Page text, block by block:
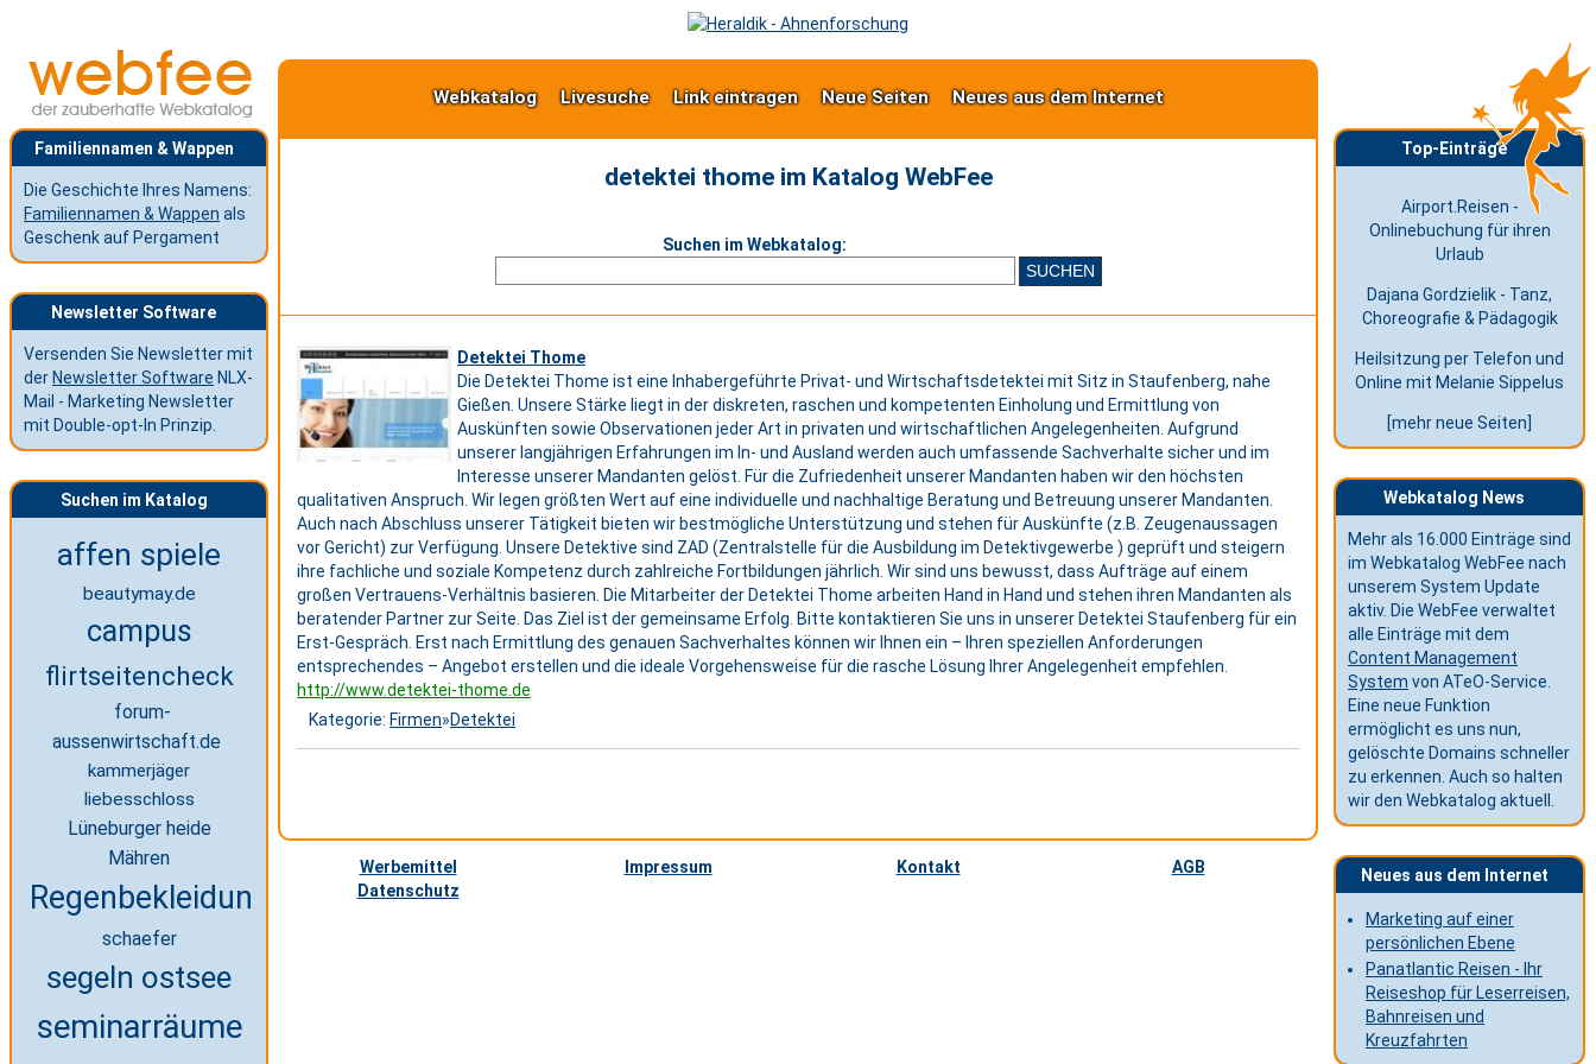
Familiennamen & Wappen
Die Geschichte Ihres Namens:
Familiennamen & Wappen als
Geschenk auf Pergament
Newsletter Software
Versenden Sie Newsletter mit
der Newsletter Software NLX-
Mail - Marketing Newsletter
mit Double-opt-In Prinzip.
Suchen im Katalog
affen spiele
beautymay.de
campus
flirtseitencheck
forum-
aussenwirtschaft.de
kammerjäger
liebesschloss
Lüneburger heide
Mähren
Regenbekleidung
schaefer
segeln ostsee
seminarräume
Webkatalog Livesuche Link eintragen Neue Seiten Neues aus dem Internet
detektei thome im Katalog WebFee
Suchen im Webkatalog:
Detektei Thome
Die Detektei Thome ist eine Inhabergeführte Privat- und Wirtschaftsdetektei mit Sitz in Staufenberg, nahe
Gießen. Unsere Stärke liegt in der diskreten, raschen und kompetenten Einholung und Ermittlung von
Auskünften sowie Observationen jeder Art in privaten und wirtschaftlichen Angelegenheiten. Aufgrund
unserer langjährigen Erfahrungen im In- und Ausland werden auch umfassende Sachverhalte sicher und im
Interesse unserer Mandanten gelöst. Für die Zufriedenheit unserer Mandanten haben wir den höchsten
qualitativen Anspruch. Wir legen größten Wert auf eine individuelle und nachhaltige Beratung und Betreuung unserer Mandanten.
Auch nach Abschluss unserer Tätigkeit bieten wir bestmögliche Unterstützung und stehen für Auskünfte (z.B. Zeugenaussagen
vor Gericht) zur Verfügung. Unsere Detektive sind ZAD (Zentralstelle für die Ausbildung im Detektivgewerbe ) geprüft und steigern
ihre fachliche und soziale Kompetenz durch zahlreiche Fortbildungen jährlich. Wir sind uns bewusst, dass Aufträge auf einem
großen Vertrauens-Verhältnis basieren. Die Mitarbeiter der Detektei Thome arbeiten Hand in Hand und stehen ihren Mandanten als
beratender Partner zur Seite. Das Ziel ist der gemeinsame Erfolg. Bitte kontaktieren Sie uns in unserer Detektei Staufenberg für ein
Erst-Gespräch. Erst nach Ermittlung des genauen Sachverhaltes können wir Ihnen ein – Ihren speziellen Anforderungen
entsprechendes – Angebot erstellen und die ideale Vorgehensweise für die rasche Lösung Ihrer Angelegenheit empfehlen.
http://www.detektei-thome.de
Kategorie: Firmen»Detektei
Werbemittel Impressum Kontakt
AGB
Datenschutz
Top-Einträge
Airport.Reisen -
Onlinebuchung für ihren
Urlaub
Dajana Gordzielik - Tanz,
Choreografie & Pädagogik
Heilsitzung per Telefon und
Online mit Melanie Sippelus
[mehr neue Seiten]
Webkatalog News
Mehr als 16.000 Einträge sind
im Webkatalog WebFee nach
unserem System Update
aktiv. Die WebFee verwaltet
alle Einträge mit dem
Content Management
System von ATeO-Service.
Eine neue Funktion
ermöglicht es uns nun,
gelöschte Domains schneller
zu erkennen. Auch so halten
wir den Webkatalog aktuell.
Neues aus dem Internet
Marketing auf einer
persönlichen Ebene
Panatlantic Reisen - Ihr
Reiseshop für Leserreisen,
Bahnreisen und
Kreuzfahrten